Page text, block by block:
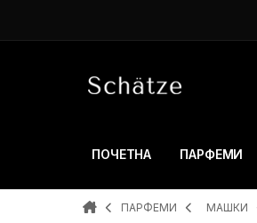
ПОЧЕТНА ПАРФЕМИ
ПАРФЕМИ MAШКИ